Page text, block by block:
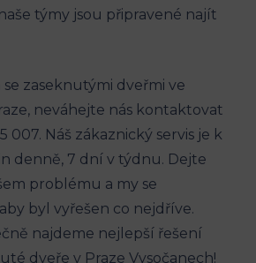
týmy jsou připravené najít
zaseknutými dveřmi ve
neváhejte nás kontaktovat
007. Náš zákaznický servis je k
denně, 7 dní v týdnu. Dejte
problému a my se
byl vyřešen co nejdříve.
najdeme nejlepší řešení
dveře v Praze Vysočanech!